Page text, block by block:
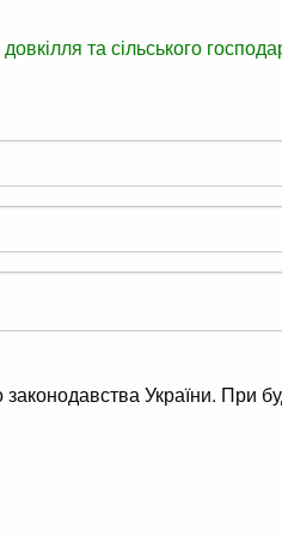
та сільського
України. При